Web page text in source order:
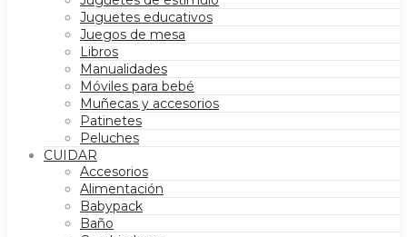
Juguetes educativos
Juegos de mesa
Libros
Manualidades
Móviles para bebé
Muñecas y accesorios
Patinetes
Peluches
CUIDAR
Accesorios
Alimentación
Babypack
Baño